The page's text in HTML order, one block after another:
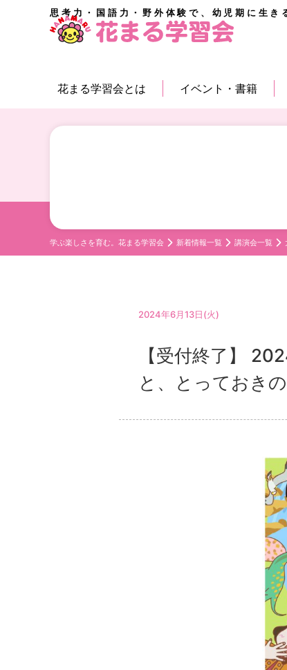
思考力・国語力・野外体験で、幼児期に生き
花まる学習会とは イベント・書籍
学ぶ楽しさを育む。花まる学習会 新着情報一覧 講演会一覧
2024年6月13日(火)
【受付終了】
と、とっておき